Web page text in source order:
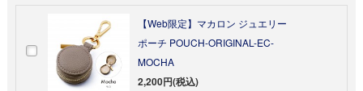
【Web限定】マカロン ジュエリー
ポーチ POUCH-ORIGINAL-EC-
MOCHA
2,200円(税込)